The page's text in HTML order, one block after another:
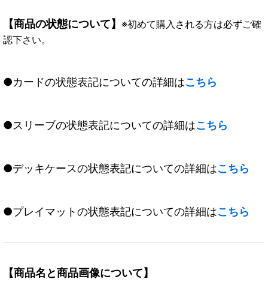
【商品の状態について】 ※初めて購入される方は必ずご確
認下さい。
●カードの状態表記についての詳細はこちら
●スリーブの状態表記についての詳細はこちら
●デッキケースの状態表記についての詳細はこちら
●プレイマットの状態表記についての詳細はこちら
【商品名と商品画像について】